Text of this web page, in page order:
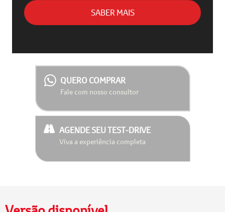
SABER MAIS
QUERO COMPRAR
Fale com nosso consultor
AGENDE SEU TEST-DRIVE
Viva a experiência completa